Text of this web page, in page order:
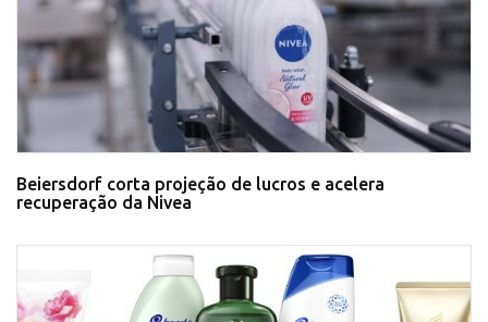
Beiersdorf corta projeção de lucros e acelera
recuperação da Nivea